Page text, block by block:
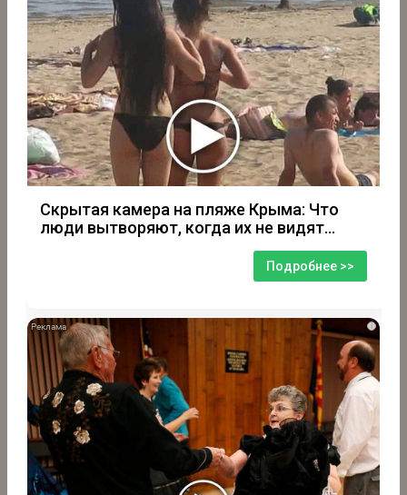
Скрытая камера на пляже Крыма: Что
люди вытворяют, когда их не видят...
Подробнее >>
i